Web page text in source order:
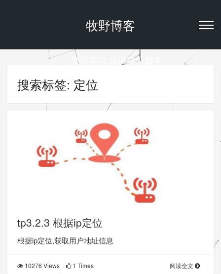
牧野博客
交流学习,提供建站服务
搜索标签: 定位
tp3.2.3 根据ip定位
根据ip定位,获取用户地址信息
10276 Views 1 Times 阅读全文